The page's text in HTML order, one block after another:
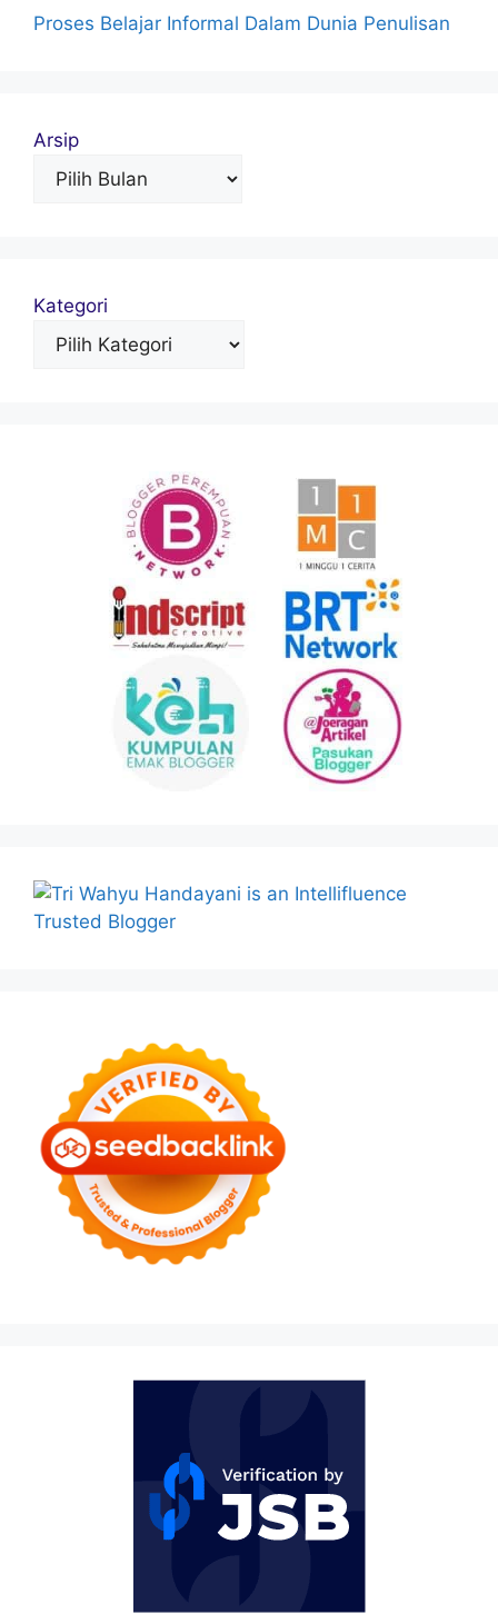
Proses Belajar Informal Dalam Dunia Penulisan
Arsip
Kategori